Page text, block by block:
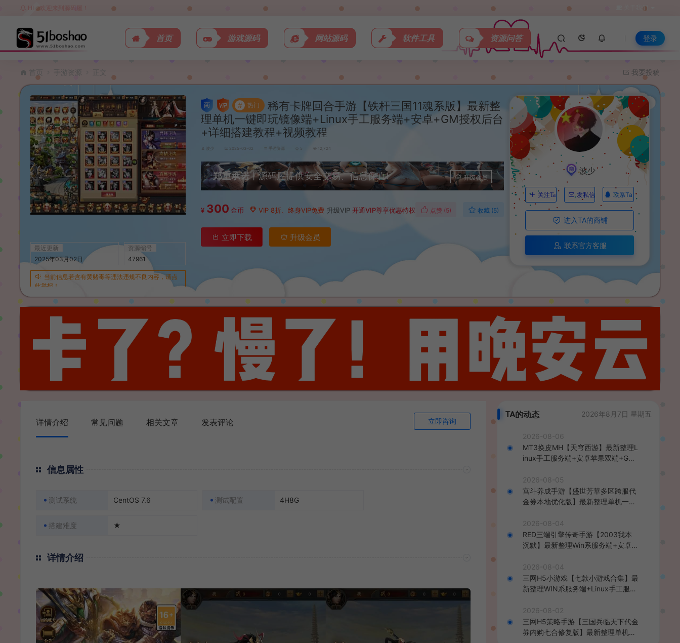
HI，欢迎来到源码屋！ 关于我们
首页 游戏源码 网站源码 软件工具 资源问答 登录
首页 手游资源 正文 我要投稿
最近更新
2025年03月02日
资源编号
47961
当前信息若含有黄赌毒等违法违规不良内容，请点
此举报！
# 热门
稀有卡牌回合手游【铁杆三国11魂系版】最新整
理单机一键即玩镜像端+Linux手工服务端+安卓+GM授权后台
+详细搭建教程+视频教程
波少 2025-03-02 手游资源 5 12,724
郑重承诺丨源码屋提供安全交易、信息保真! 升级会员
¥ 300 金币 VIP 8折、终身VIP免费 升级VIP 开通VIP尊享优惠特权 点赞 (5) 收藏 (5)
立即下载 升级会员
波少
关注Ta 发私信 联系Ta
进入TA的商铺
联系官方客服
详情介绍 常见问题 相关文章 发表评论 立即咨询
信息属性
测试系统 CentOS 7.6 测试配置 4H8G
搭建难度 ★
详情介绍
TA的动态 2026年8月7日 星期五
2026-08-06
MT3换皮MH【天穹西游】最新整理L
inux手工服务端+安卓苹果双端+GM
教程
2026-08-05
宫斗养成手游【盛世芳華多区跨服代
金券本地优化版】最新整理单机一键
后台+安卓+详细搭建教程
2026-08-04
RED三端引擎传奇手游【2003我本
沉默】最新整理Win系服务端+安卓苹
2026-08-04
三网H5小游戏【七款小游戏合集】最
新整理WIN系服务端+Linux手工服务
2026-08-02
三网H5策略手游【三国兵临天下代金
券内购七合修复版】最新整理单机一